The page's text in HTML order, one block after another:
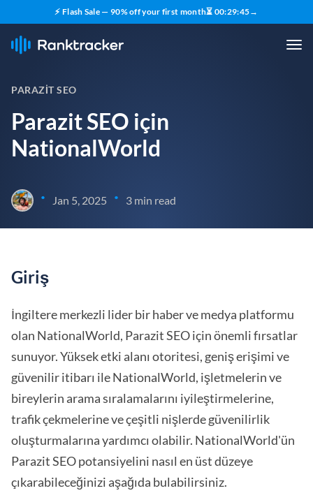
⚡ Flash Sale — 90% off your first month⏳ 00:29:44→
PARAZIT SEO
Parazit SEO için
NationalWorld
• Jan 5, 2025 • 3 min read
Giriş
İngiltere merkezli lider bir haber ve medya platformu
olan NationalWorld, Parazit SEO için önemli fırsatlar
sunuyor. Yüksek etki alanı otoritesi, geniş erişimi ve
güvenilir itibarı ile NationalWorld, işletmelerin ve
bireylerin arama sıralamalarını iyileştirmelerine,
trafik çekmelerine ve çeşitli nişlerde güvenilirlik
oluşturmalarına yardımcı olabilir. NationalWorld'ün
Parazit SEO potansiyelini nasıl en üst düzeye
çıkarabileceğinizi aşağıda bulabilirsiniz.